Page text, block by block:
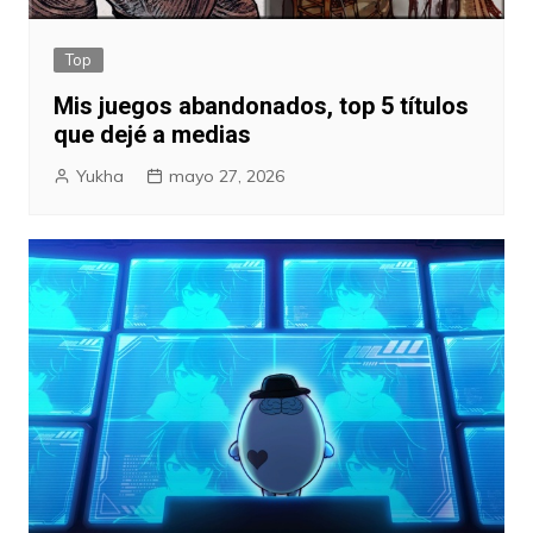
Top
Mis juegos abandonados, top 5 títulos
que dejé a medias
Yukha mayo 27, 2026